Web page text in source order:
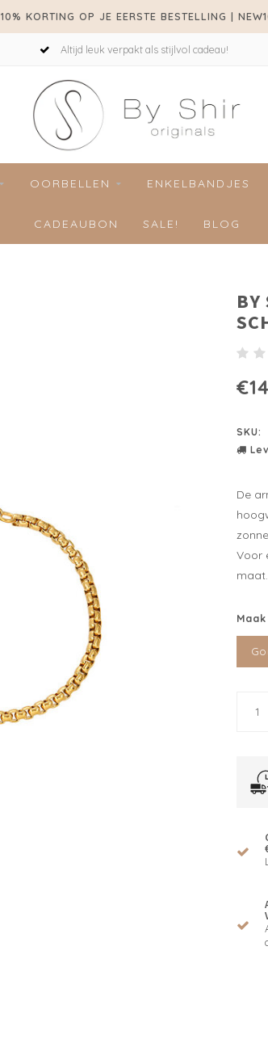
10% KORTING OP JE EERSTE BESTELLING |
Altijd leuk verpakt als stijlvol cadeau!
OORBELLEN ENKELBANDJES
CADEAUBON SALE! BLOG
BY
SKU:
De
Voor
maat.